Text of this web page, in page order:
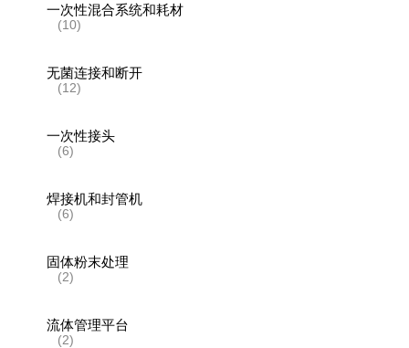
一次性混合系统和耗材
(10)
无菌连接和断开
(12)
一次性接头
(6)
焊接机和封管机
(6)
固体粉末处理
(2)
流体管理平台
(2)